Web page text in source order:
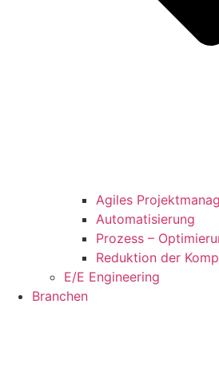
Agiles
Automatisierung
Prozess –
Reduktion der
E/E Engineering
Branchen